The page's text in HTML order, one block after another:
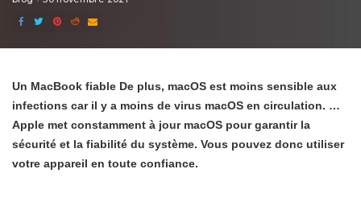
Un MacBook fiable De plus, macOS est moins sensible aux
infections car il y a moins de virus macOS en circulation. …
Apple met constamment à jour macOS pour garantir la
sécurité et la fiabilité du système. Vous pouvez donc utiliser
votre appareil en toute confiance.